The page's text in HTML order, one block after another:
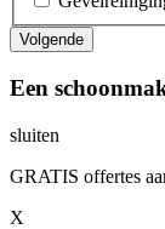
Een
sluiten
GRATIS offertes
X